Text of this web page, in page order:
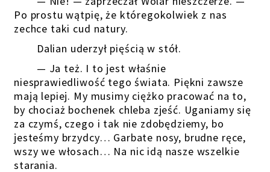
Po prostu wątpię, że któregokolwiek z nas
zechce taki cud natury.
Dalian uderzył pięścią w stół.
— Ja też. I to jest właśnie
niesprawiedliwość tego świata. Piękni zawsze
mają lepiej. My musimy ciężko pracować na to,
by chociaż bochenek chleba zjeść. Uganiamy się
za czymś, czego i tak nie zdobędziemy, bo
jesteśmy brzydcy… Garbate nosy, brudne ręce,
wszy we włosach… Na nic idą nasze wszelkie
starania.